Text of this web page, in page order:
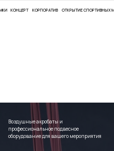
КОНЦЕРТ КОРПОРАТИВ ОТКРЫТИЕ СПОРТИВНЫХ
Воздушные акробаты и
профессиональное подвесное
оборудование для вашего мероприятия